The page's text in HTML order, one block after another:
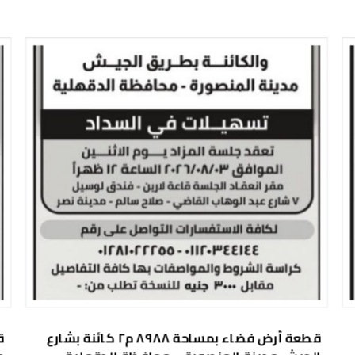
قطعة أرض فضاء بمساحة ٨٩٨٨ م٢ كائنة بشارع